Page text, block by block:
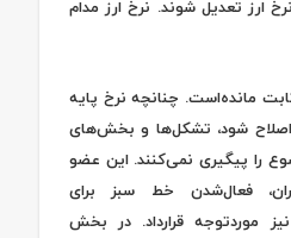
ارز تعدیل شوند. نرخ ارز مدام
مانده‌است. چنانچه نرخ پایه
شود، تشکل‌ها و بخش‌های
را پیگیری نمی‌کنند. این عضو
فعال‌شدن خط سبز برای
مورد‌توجه قرارداد. در بخش